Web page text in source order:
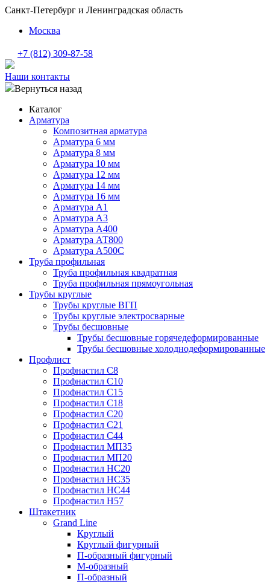
Санкт-Петербург и Ленинградская область
Москва
+7 (812) 309-87-58
Наши контакты
Вернуться назад
Каталог
Арматура
Композитная арматура
Арматура 6 мм
Арматура 8 мм
Арматура 10 мм
Арматура 12 мм
Арматура 14 мм
Арматура 16 мм
Арматура А1
Арматура А3
Арматура А400
Арматура АТ800
Арматура А500С
Труба профильная
Труба профильная квадратная
Труба профильная прямоугольная
Трубы круглые
Трубы круглые ВГП
Трубы круглые электросварные
Трубы бесшовные
Трубы бесшовные горячедеформированные
Трубы бесшовные холоднодеформированные
Профлист
Профнастил С8
Профнастил С10
Профнастил С15
Профнастил С18
Профнастил С20
Профнастил С21
Профнастил С44
Профнастил МП35
Профнастил МП20
Профнастил НС20
Профнастил НС35
Профнастил НС44
Профнастил Н57
Штакетник
Grand Line
Круглый
Круглый фигурный
П-образный фигурный
М-образный
П-образный